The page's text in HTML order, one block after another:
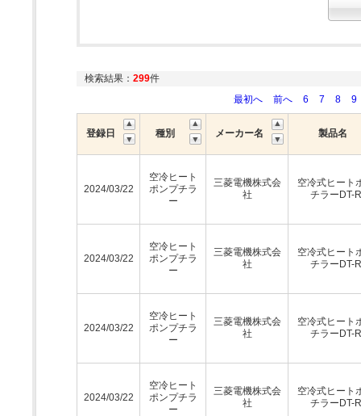
検索結果： 299件
最初へ
前へ 6 7 8 9
登録日 種別 メーカー名 製品名
2024/03/22
空冷ヒート
ポンプチラ
ー
三菱電機株式会
社
空冷式ヒート
チラーDT-
2024/03/22
空冷ヒート
ポンプチラ
ー
三菱電機株式会
社
空冷式ヒート
チラーDT-
2024/03/22
空冷ヒート
ポンプチラ
ー
三菱電機株式会
社
空冷式ヒート
チラーDT-
2024/03/22
空冷ヒート
ポンプチラ
ー
三菱電機株式会
社
空冷式ヒート
チラーDT-